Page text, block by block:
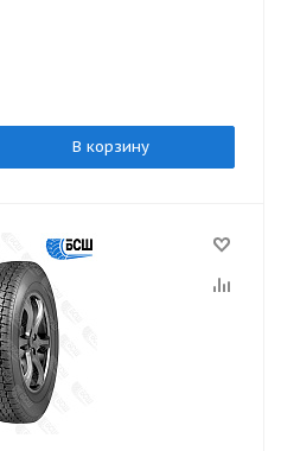
В корзину